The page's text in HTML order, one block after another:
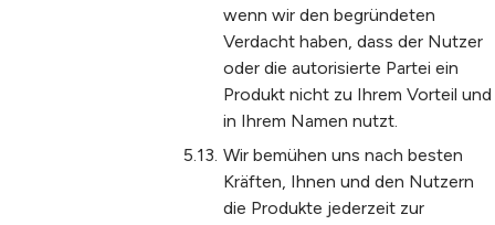
wenn wir den begründeten
Verdacht haben, dass der Nutzer
oder die autorisierte Partei ein
Produkt nicht zu Ihrem Vorteil und
in Ihrem Namen nutzt.
Wir bemühen uns nach besten
Kräften, Ihnen und den Nutzern
die Produkte jederzeit zur